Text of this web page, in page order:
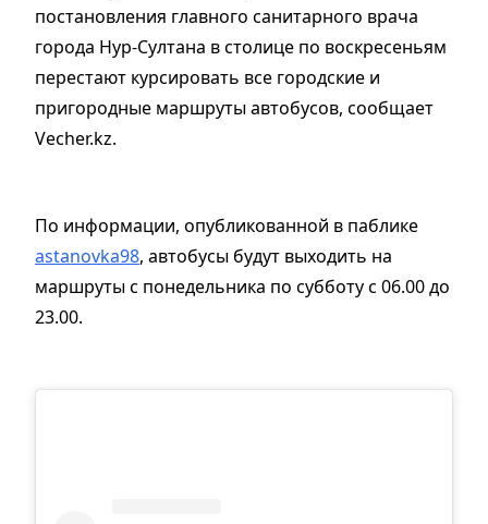
постановления главного санитарного врача
города Нур-Султана в столице по воскресеньям
перестают курсировать все городские и
пригородные маршруты автобусов, сообщает
Vecher.kz.
По информации, опубликованной в паблике
astanovka98, автобусы будут выходить на
маршруты с понедельника по субботу с 06.00 до
23.00.